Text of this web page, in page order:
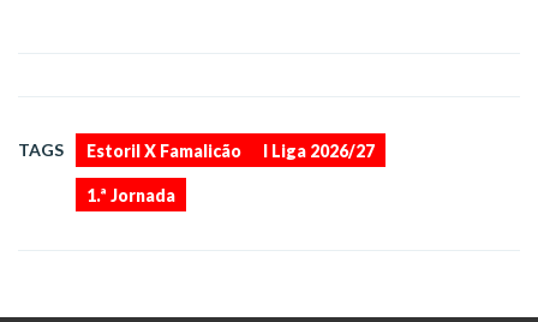
TAGS Estoril X Famalicão I Liga 2026/27
1.ª Jornada